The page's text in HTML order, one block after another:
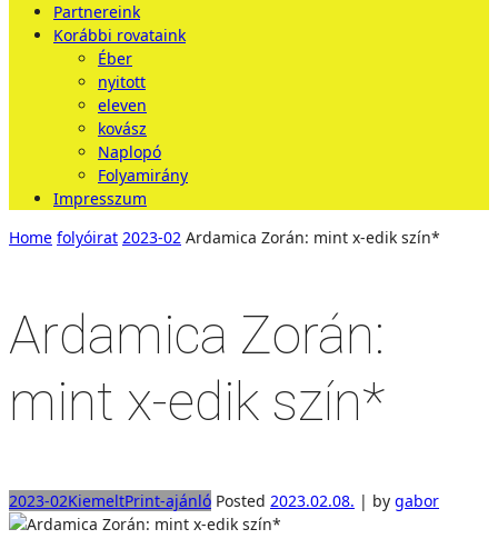
Partnereink
Korábbi rovataink
Éber
nyitott
eleven
kovász
Naplopó
Folyamirány
Impresszum
Home folyóirat 2023-02 Ardamica Zorán: mint x-edik szín*
Ardamica Zorán:
mint x-edik szín*
2023-02KiemeltPrint-ajánló Posted 2023.02.08. | by gabor